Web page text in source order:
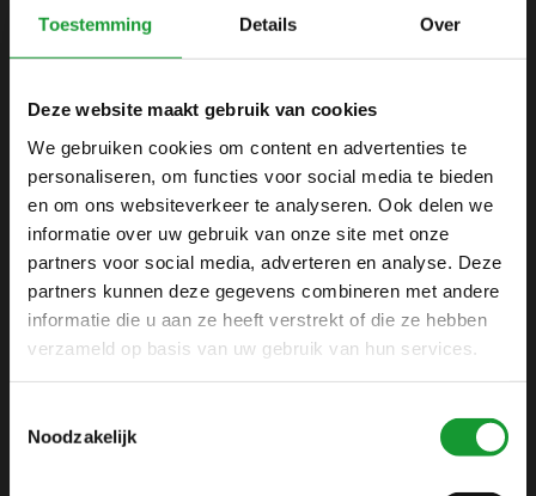
Toestemming Details Over
Deze website maakt gebruik van cookies
We gebruiken cookies om content en advertenties te
personaliseren, om functies voor social media te bieden
en om ons websiteverkeer te analyseren. Ook delen we
informatie over uw gebruik van onze site met onze
partners voor social media, adverteren en analyse. Deze
partners kunnen deze gegevens combineren met andere
informatie die u aan ze heeft verstrekt of die ze hebben
verzameld op basis van uw gebruik van hun services.
Noodzakelijk
SHIRTSUPPLIER.NL
Webshop voor mannen
Zijlijnstraat 24
1433 DC
+31 6 42 52 32 80
+31 6 42 52 32 80